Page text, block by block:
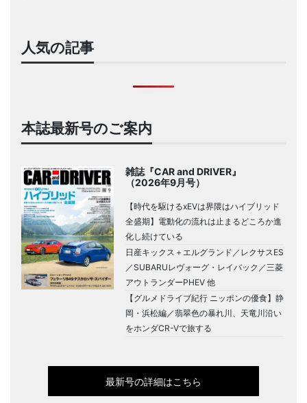
人気の記事
本誌最新号のご案内
雑誌『CAR and DRIVER』
（2026年9月号）
【時代を駆けるxEVは界隈はハイブリッド
全盛期】電動化の流れは止まるどころか進
化し続けている
日産キックス＋エルグランド／レクサスES
／SUBARUレヴォーグ・レイバック／三菱
アウトランダーPHEV 他
【グルメドライブ紀行 ニッポンの優食】静
岡・浜松編／翡翠色の暴れ川、天竜川沿い
をホンダCR-Vで旅する
最新号の詳細はこちら